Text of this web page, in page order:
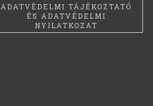
ADATVÉDELMI TÁJÉKOZTATÓ
ÉS ADATVÉDELMI
NYILATKOZAT